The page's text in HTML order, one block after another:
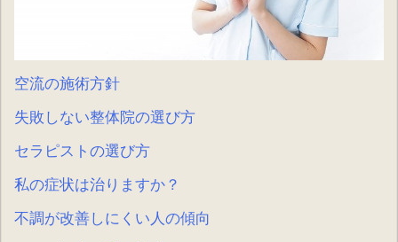
空流の施術方針
失敗しない整体院の選び方
セラピストの選び方
私の症状は治りますか？
不調が改善しにくい人の傾向